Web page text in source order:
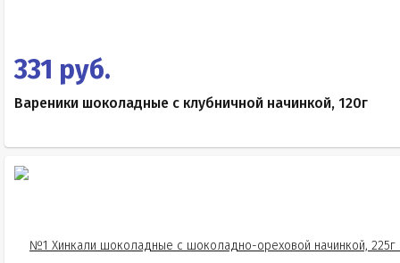
331 руб.
Вареники шоколадные с клубничной начинкой, 120г